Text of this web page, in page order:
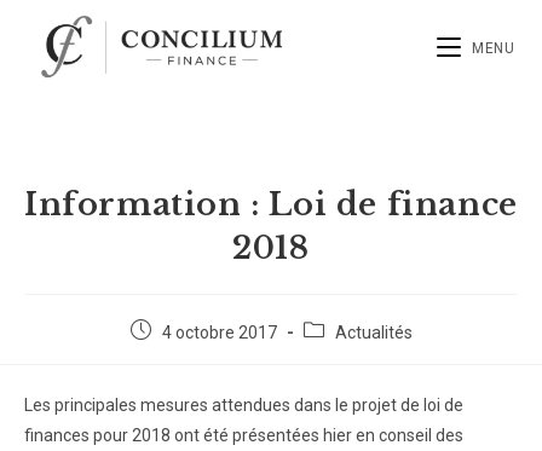
MENU
Information : Loi de finance
2018
4 octobre 2017 Actualités
Les principales mesures attendues dans le projet de loi de
finances pour 2018 ont été présentées hier en conseil des